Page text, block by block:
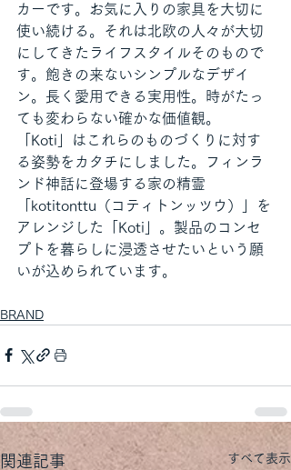
カーです。お気に入りの家具を大切に
使い続ける。それは北欧の人々が大切
にしてきたライフスタイルそのもので
す。飽きの来ないシンプルなデザイ
ン。長く愛用できる実用性。時がたっ
ても変わらない確かな価値観。
「Koti」はこれらのものづくりに対す
る姿勢をカタチにしました。フィンラ
ンド神話に登場する家の精霊
「kotitonttu（コティトンッツウ）」を
アレンジした「Koti」。製品のコンセ
プトを暮らしに浸透させたいという願
いが込められています。
BRAND
関連記事 すべて表示